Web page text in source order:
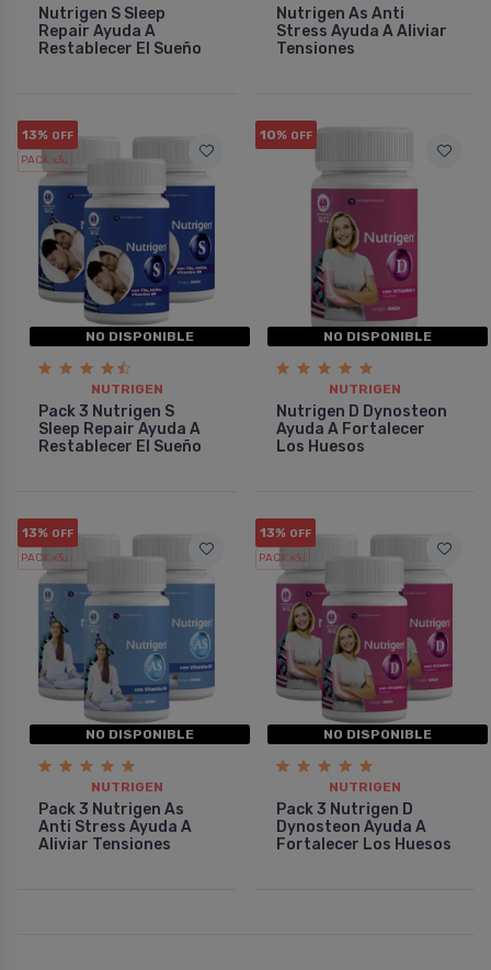
Nutrigen S Sleep
Repair Ayuda A
Restablecer El Sueño
Nutrigen As Anti
Stress Ayuda A Aliviar
Tensiones
13% OFF
PACK x3u.
NO DISPONIBLE
NUTRIGEN
Pack 3 Nutrigen S
Sleep Repair Ayuda A
Restablecer El Sueño
10% OFF
NO DISPONIBLE
NUTRIGEN
Nutrigen D Dynosteon
Ayuda A Fortalecer
Los Huesos
13% OFF
PACK x3u.
NO DISPONIBLE
NUTRIGEN
Pack 3 Nutrigen As
Anti Stress Ayuda A
Aliviar Tensiones
13% OFF
PACK x3u.
NO DISPONIBLE
NUTRIGEN
Pack 3 Nutrigen D
Dynosteon Ayuda A
Fortalecer Los Huesos